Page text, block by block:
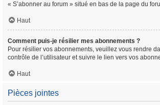
« S’abonner au forum » situé en bas de la page du
Haut
Comment puis-je résilier mes abonnements ?
Pour résilier vos abonnements, veuillez vous rendre
contrôle de l’utilisateur et suivre le lien vers vos
Haut
Pièces jointes